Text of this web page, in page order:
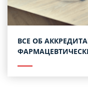
ВСЕ ОБ